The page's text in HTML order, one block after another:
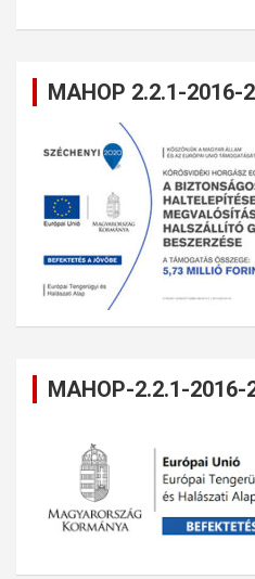
MAHOP 2.2.1-2016-
MAHOP-2.2.1-2016-